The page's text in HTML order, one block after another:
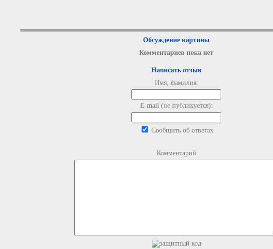
Обсуждение картины
Комментариев пока нет
Написать отзыв
Имя, фамилия:
E-mail (не публикуется):
Сообщить об ответах
Комментарий